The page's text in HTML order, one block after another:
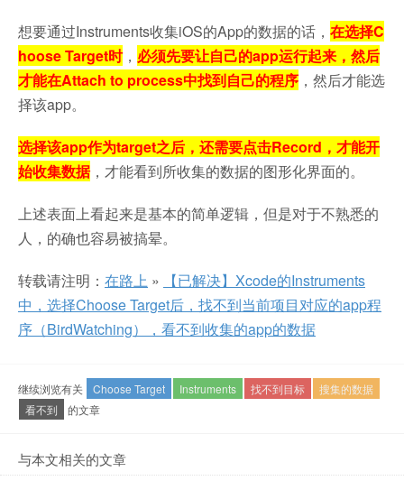
想要通过Instruments收集iOS的App的数据的话， 在选择C
hoose Target时， 必须先要让自己的app运行起来，然后
才能在Attach to process中找到自己的程序 ，然后才能选
择该app。
选择该app作为target之后，还需要点击Record，才能开
始收集数据，才能看到所收集的数据的图形化界面的。
上述表面上看起来是基本的简单逻辑，但是对于不熟悉的
人，的确也容易被搞晕。
转载请注明： 在路上 »
【已解决】Xcode的Instruments
中，选择Choose Target后，找不到当前项目对应的app程
序（BirdWatching），看不到收集的app的数据
继续浏览有关 Choose Target Instruments 找不到目标
搜集的数据
看不到
的文章
与本文相关的文章